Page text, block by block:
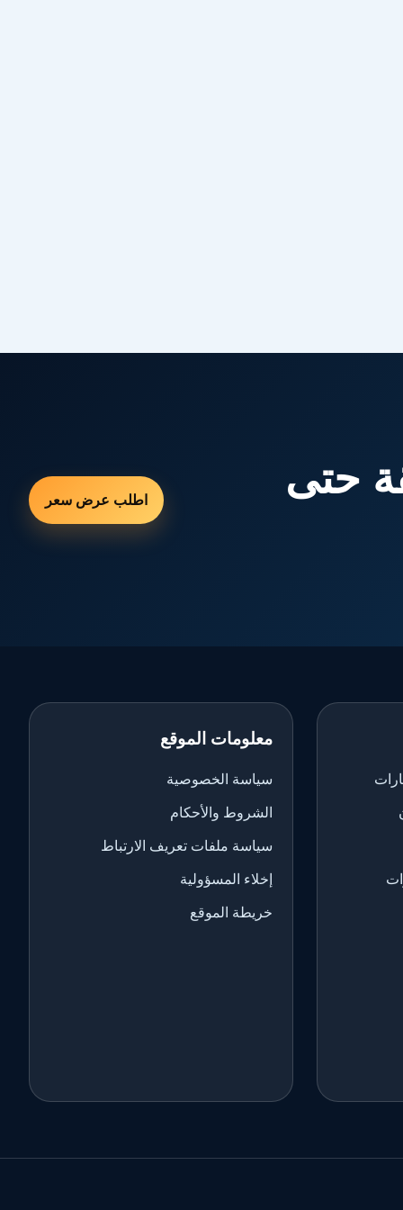
حتى اطلب عرض سعر
معلومات الموقع
سياسة الخصوصية
الشروط والأحكام
سياسة ملفات تعريف الارتباط
إخلاء المسؤولية
خريطة الموقع